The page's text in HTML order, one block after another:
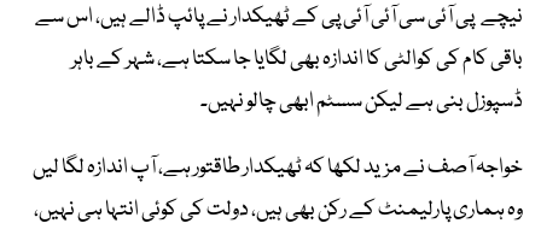
نیچے پی آئی سی آئی آئی پی کے ٹھیکدار نے پائپ ڈالے ہیں، اس سے
باقی کام کی کوالٹی کا اندازہ بھی لگایا جا سکتا ہے، شہر کے باہر
ڈسپوزل بنی ہے لیکن سسٹم ابھی چالو نہیں۔
خواجہ آصف نے مزید لکھا کہ ٹھیکدار طاقتور ہے، آپ اندازہ لگا لیں
وہ ہماری پارلیمنٹ کے رکن بھی ہیں، دولت کی کوئی انتہا ہی نہیں،